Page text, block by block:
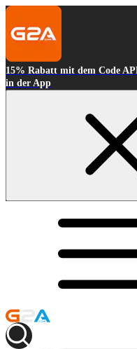
15% Rabatt mit dem Code
in der App